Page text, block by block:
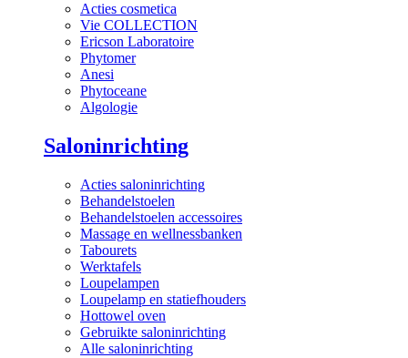
Acties cosmetica
Vie COLLECTION
Ericson Laboratoire
Phytomer
Anesi
Phytoceane
Algologie
Saloninrichting
Acties saloninrichting
Behandelstoelen
Behandelstoelen accessoires
Massage en wellnessbanken
Tabourets
Werktafels
Loupelampen
Loupelamp en statiefhouders
Hottowel oven
Gebruikte saloninrichting
Alle saloninrichting